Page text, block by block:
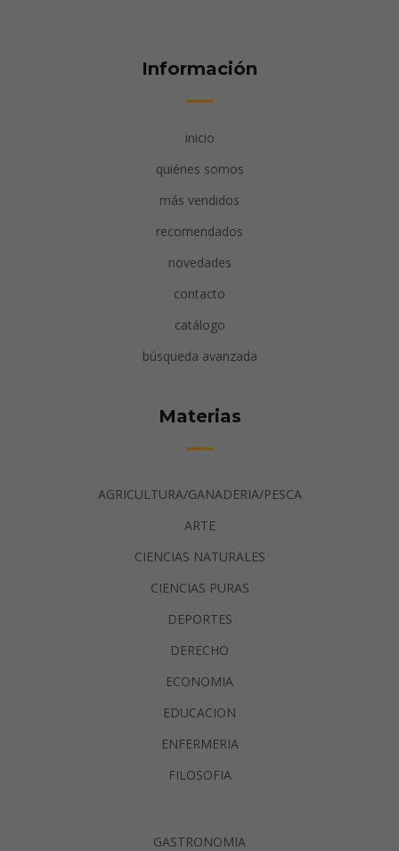
Información
inicio
quiénes somos
más vendidos
recomendados
novedades
contacto
catálogo
búsqueda avanzada
Materias
AGRICULTURA/GANADERIA/PESCA
ARTE
CIENCIAS NATURALES
CIENCIAS PURAS
DEPORTES
DERECHO
ECONOMIA
EDUCACION
ENFERMERIA
FILOSOFIA
GASTRONOMIA